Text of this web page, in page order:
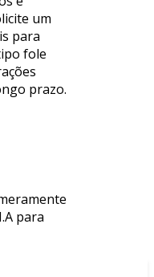
um
para
fole
prazo.
para